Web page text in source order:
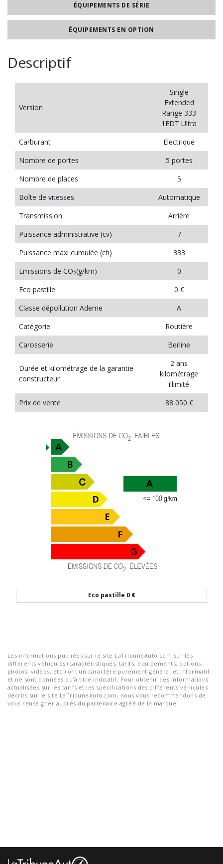
ÉQUIPEMENTS DE SÉRIE
ÉQUIPEMENTS EN OPTION
Descriptif
Version
Single
Extended
Range 333
1EDT Ultra
Carburant
Electrique
Nombre de portes
5 portes
Nombre de places
5
Boîte de vitesses
Automatique
Transmission
Arrière
Puissance administrative (cv)
7
Puissance maxi cumulée (ch)
333
Emissions de CO2(g/km)
0
Eco pastille
0 €
Classe dépollution Ademe
A
Catégorie
Routière
Carosserie
Berline
Durée et kilométrage de la garantie
constructeur
2 ans
kilométrage
illimité
Prix de vente
88 050 €
Eco pastille 0 €
Les informations publiées sur le site LaTribuneAuto.com sur les
différents véhicules (caractéristiques, tarifs, équipements, options,
photos, vidéos, etc.) ont un caractère purement général et informatif
et ne sont données qu'à titre indicatif. Pour obtenir des informations
actualisées sur les tarifs et les spécifications des différents véhicules
décrits sur le site LaTribuneAuto.com, nous vous recommandons de
vous renseigner auprès du partenaire agréé de la marque.